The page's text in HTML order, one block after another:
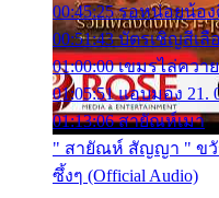
00:45:25 รอหน่อยน้อ
00:51:43 บัตรเชิญสีเลื
01:00:00 เขมรไล่ควา
01:05:51 แอบมอง 21.
01:13:06 สายัณห์เมา
" สายัณห์ สัญญา " ขวั
ซึ้งๆ (Official Audio)